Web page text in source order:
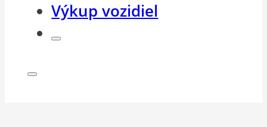
Výkup vozidiel